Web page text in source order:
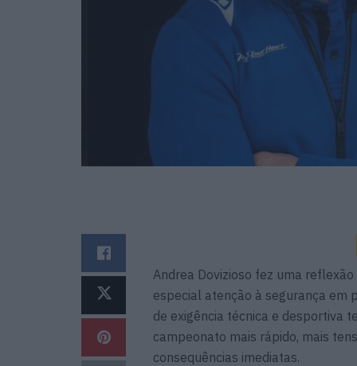
Andrea Dovizioso fez uma
especial atenção à segurança em
de exigência técnica e desportiva
campeonato mais rápido, mais
consequências imediatas.